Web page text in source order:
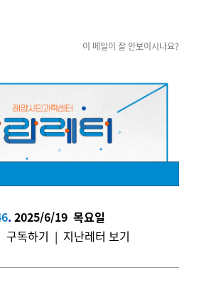
이 메일이 잘 안보이시나요?
. 2025/6/19 목요일
구독하기 | 지난레터 보기